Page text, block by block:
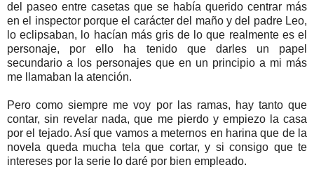
del paseo entre casetas que se había querido centrar más
en el inspector porque el carácter del maño y del padre Leo,
lo eclipsaban, lo hacían más gris de lo que realmente es el
personaje, por ello ha tenido que darles un papel
secundario a los personajes que en un principio a mi más
me llamaban la atención.
Pero como siempre me voy por las ramas, hay tanto que
contar, sin revelar nada, que me pierdo y empiezo la casa
por el tejado. Así que vamos a meternos en harina que de la
novela queda mucha tela que cortar, y si consigo que te
intereses por la serie lo daré por bien empleado.